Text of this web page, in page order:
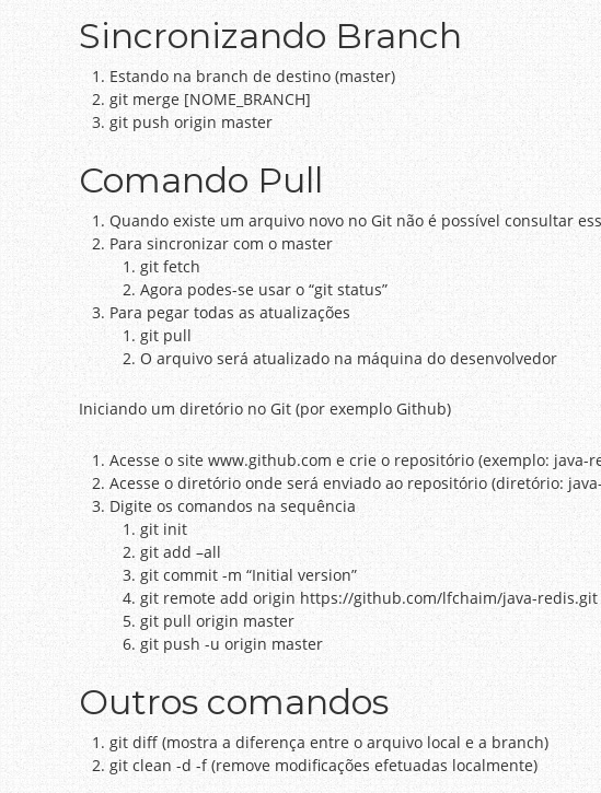
Sincronizando Branch
Estando na branch de destino (master)
git merge [NOME_BRANCH]
git push origin master
Comando Pull
Quando existe um arquivo novo no Git não é possível consultar
Para sincronizar com o master
git fetch
Agora podes-se usar o “git status”
Para pegar todas as atualizações
git pull
O arquivo será atualizado na máquina do desenvolvedor
Iniciando um diretório no Git (por exemplo Github)
Acesse o site www.github.com e crie o repositório (exemplo: java-
Acesse o diretório onde será enviado ao repositório (diretório:
Digite os comandos na sequência
git init
git add –all
git commit -m “Initial version”
git remote add origin https://github.com/lfchaim/java-redis.git
git pull origin master
git push -u origin master
Outros comandos
git diff (mostra a diferença entre o arquivo local e a branch)
git clean -d -f (remove modificações efetuadas localmente)